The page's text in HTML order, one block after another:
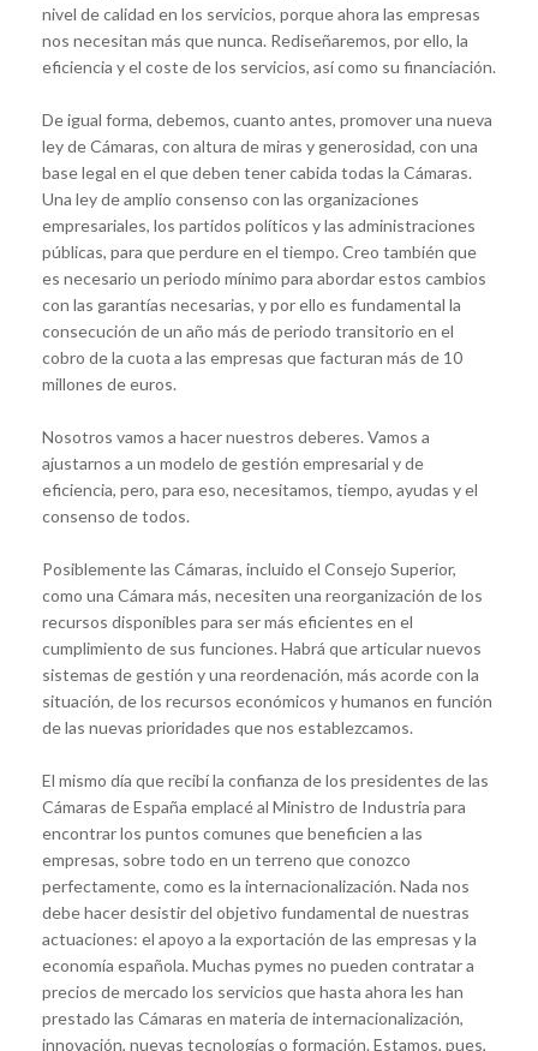
nivel de calidad en los servicios, porque ahora las empresas
nos necesitan más que nunca. Rediseñaremos, por ello, la
eficiencia y el coste de los servicios, así como su financiación.
De igual forma, debemos, cuanto antes, promover una nueva
ley de Cámaras, con altura de miras y generosidad, con una
base legal en el que deben tener cabida todas la Cámaras.
Una ley de amplio consenso con las organizaciones
empresariales, los partidos políticos y las administraciones
públicas, para que perdure en el tiempo. Creo también que
es necesario un periodo mínimo para abordar estos cambios
con las garantías necesarias, y por ello es fundamental la
consecución de un año más de periodo transitorio en el
cobro de la cuota a las empresas que facturan más de 10
millones de euros.
Nosotros vamos a hacer nuestros deberes. Vamos a
ajustarnos a un modelo de gestión empresarial y de
eficiencia, pero, para eso, necesitamos, tiempo, ayudas y el
consenso de todos.
Posiblemente las Cámaras, incluido el Consejo Superior,
como una Cámara más, necesiten una reorganización de los
recursos disponibles para ser más eficientes en el
cumplimiento de sus funciones. Habrá que articular nuevos
sistemas de gestión y una reordenación, más acorde con la
situación, de los recursos económicos y humanos en función
de las nuevas prioridades que nos establezcamos.
El mismo día que recibí la confianza de los presidentes de las
Cámaras de España emplacé al Ministro de Industria para
encontrar los puntos comunes que beneficien a las
empresas, sobre todo en un terreno que conozco
perfectamente, como es la internacionalización. Nada nos
debe hacer desistir del objetivo fundamental de nuestras
actuaciones: el apoyo a la exportación de las empresas y la
economía española. Muchas pymes no pueden contratar a
precios de mercado los servicios que hasta ahora les han
prestado las Cámaras en materia de internacionalización,
innovación, nuevas tecnologías o formación. Estamos, pues,